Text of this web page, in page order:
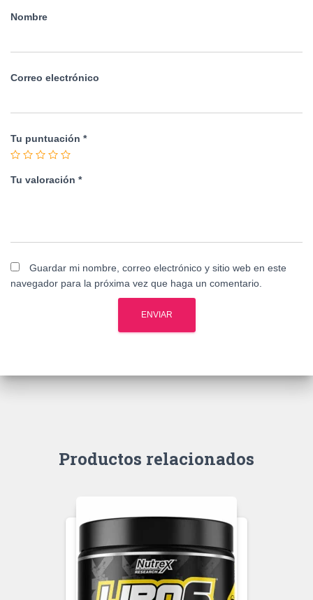
Nombre
Correo electrónico
Tu puntuación *
Tu valoración *
Guardar mi nombre, correo electrónico y sitio web en este
navegador para la próxima vez que haga un comentario.
Productos relacionados